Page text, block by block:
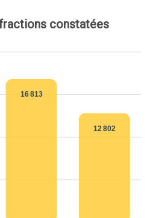
constatées
16 813
12 802